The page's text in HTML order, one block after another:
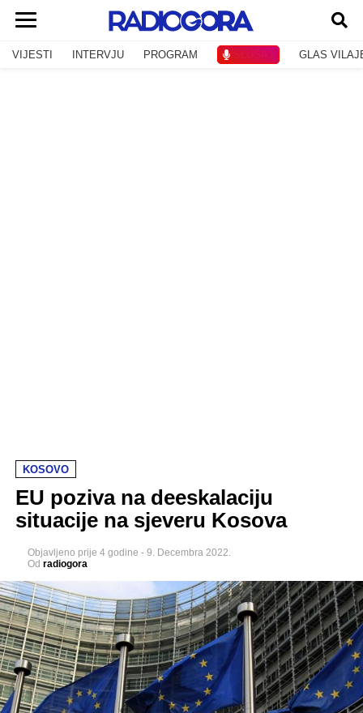
VIJESTI INTERVJU PROGRAM SLUŠAJ GLAS
KOSOVO
EU poziva na deeskalaciju
situacije na sjeveru Kosova
Objavljeno prije 4 godine - 9. Decembra 2022.
Od radiogora